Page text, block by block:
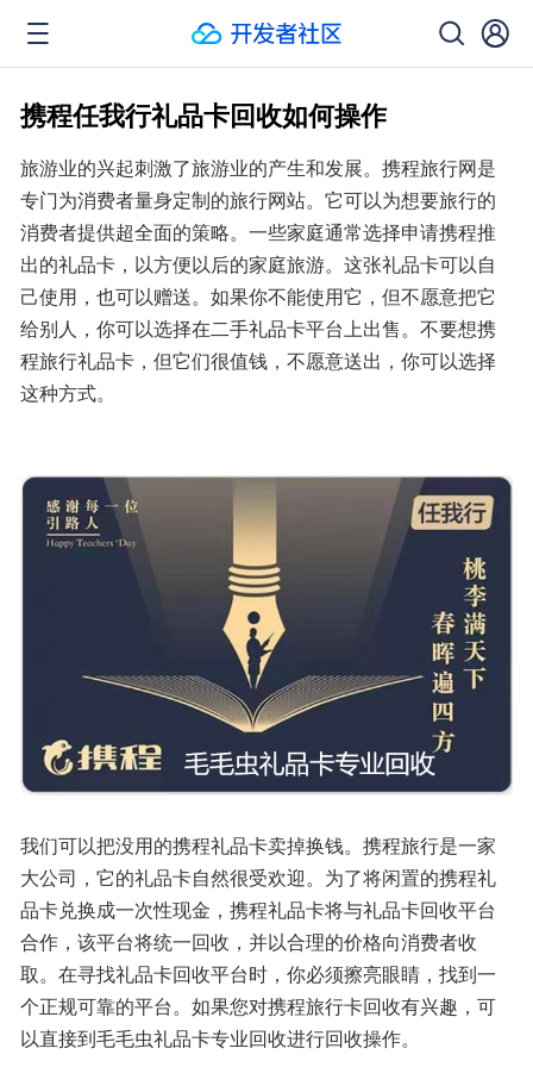
携程任我行礼品卡回收如何操作
旅游业的兴起刺激了旅游业的产生和发展。携程旅行网是
专门为消费者量身定制的旅行网站。它可以为想要旅行的
消费者提供超全面的策略。一些家庭通常选择申请携程推
出的礼品卡，以方便以后的家庭旅游。这张礼品卡可以自
己使用，也可以赠送。如果你不能使用它，但不愿意把它
给别人，你可以选择在二手礼品卡平台上出售。不要想携
程旅行礼品卡，但它们很值钱，不愿意送出，你可以选择
这种方式。
我们可以把没用的携程礼品卡卖掉换钱。携程旅行是一家
大公司，它的礼品卡自然很受欢迎。为了将闲置的携程礼
品卡兑换成一次性现金，携程礼品卡将与礼品卡回收平台
合作，该平台将统一回收，并以合理的价格向消费者收
取。在寻找礼品卡回收平台时，你必须擦亮眼睛，找到一
个正规可靠的平台。如果您对携程旅行卡回收有兴趣，可
以直接到毛毛虫礼品卡专业回收进行回收操作。